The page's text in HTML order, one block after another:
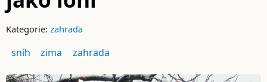
Kategorie: zahrada
sníh zima zahrada